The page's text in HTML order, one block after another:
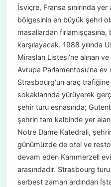
İsviçre, Fransa sınırında
bölgesinin en büyük şehri
masallardan
karşılayacak. 1988 yılında
Mirasları Listesi‘ne alınan
Avrupa Parlamentosu‘na
Strasbourg‘un araç
sokaklarında yürüyerek
şehir turu esnasında;
şehrin tam kalbinde yer
Notre Dame Katedrali,
günümüzde de otel ve
devam eden Kammerzell
arasındadır. Strasbourg
serbest zaman ardından